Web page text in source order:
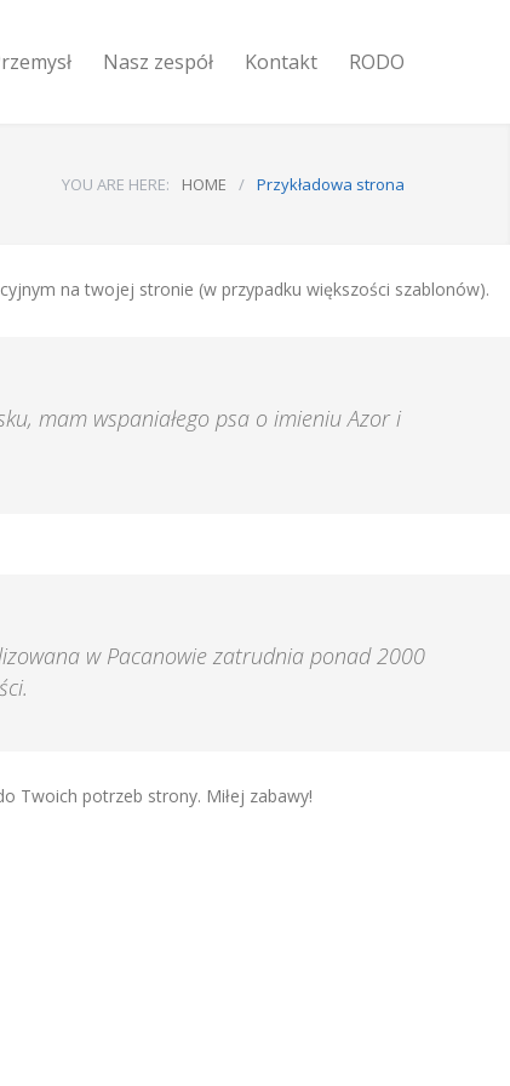
Nasz zespół Kontakt RODO
YOU ARE HERE: HOME / Przykładowa strona
na twojej stronie (w przypadku większości szablonów).
mam wspaniałego psa o imieniu Azor i
w Pacanowie zatrudnia ponad 2000
Twoich potrzeb strony. Miłej zabawy!